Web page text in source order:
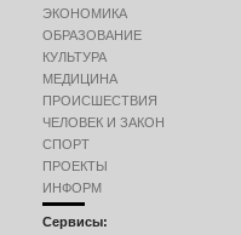
ЭКОНОМИКА
ОБРАЗОВАНИЕ
КУЛЬТУРА
МЕДИЦИНА
ПРОИСШЕСТВИЯ
ЧЕЛОВЕК И ЗАКОН
СПОРТ
ПРОЕКТЫ
ИНФОРМ
Сервисы: